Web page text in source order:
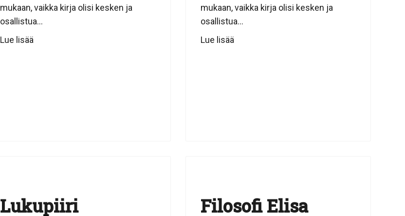
mukaan, vaikka kirja olisi kesken ja
osallistua...
Lue lisää
mukaan, vaikka kirja olisi kesken ja
osallistua...
Lue lisää
Lukupiiri
Filosofi Elisa